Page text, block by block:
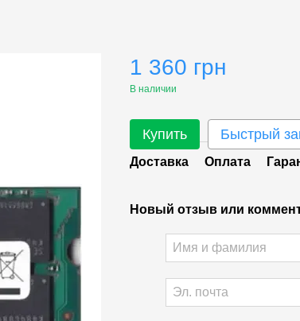
1 360 грн
В наличии
Купить Быстрый
Доставка Оплата
Новый отзыв или